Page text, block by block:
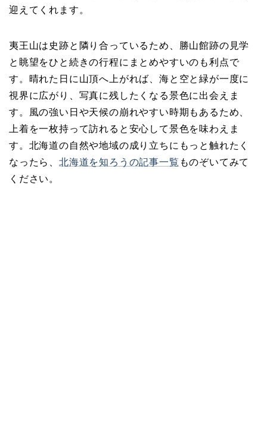
迎えてくれます。
夷王山は史跡と隣り合っているため、勝山館跡の見学
と眺望をひと続きの行程にまとめやすいのも利点で
す。晴れた日に山頂へ上がれば、海と空と緑が一度に
視界に広がり、写真に残したくなる景色に出会えま
す。風の強い日や天候の崩れやすい時期もあるため、
上着を一枚持って訪れると安心して景色を味わえま
す。北海道の自然や地域の成り立ちにもっと触れたく
なったら、 北海道を知ろうの記事一覧 ものぞいてみて
ください。